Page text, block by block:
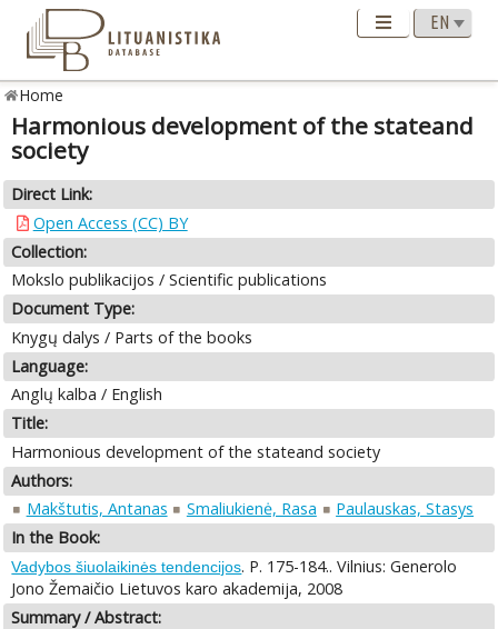
Home
Harmonious development of the stateand
society
Direct Link:
Open Access (CC) BY
Collection:
Mokslo publikacijos / Scientific publications
Document Type:
Knygų dalys / Parts of the books
Language:
Anglų kalba / English
Title:
Harmonious development of the stateand society
Authors:
Makštutis, Antanas
Smaliukienė, Rasa
Paulauskas, Stasys
In the Book:
Vadybos šiuolaikinės tendencijos. P. 175-184.. Vilnius: Generolo
Jono Žemaičio Lietuvos karo akademija, 2008
Summary / Abstract: